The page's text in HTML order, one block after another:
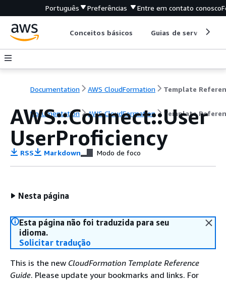
Português Preferências Entre em contato conosco
Conceitos básicos Guias de serviço
Documentation AWS CloudFormation Template
Documentation AWS CloudFormation Template
AWS::Connect::User
UserProficiency
RSS Markdown Modo de foco
Nesta página
Esta página não foi traduzida para seu
idioma.
Solicitar tradução
This is the new CloudFormation Template Reference
Guide. Please update your bookmarks and links. For